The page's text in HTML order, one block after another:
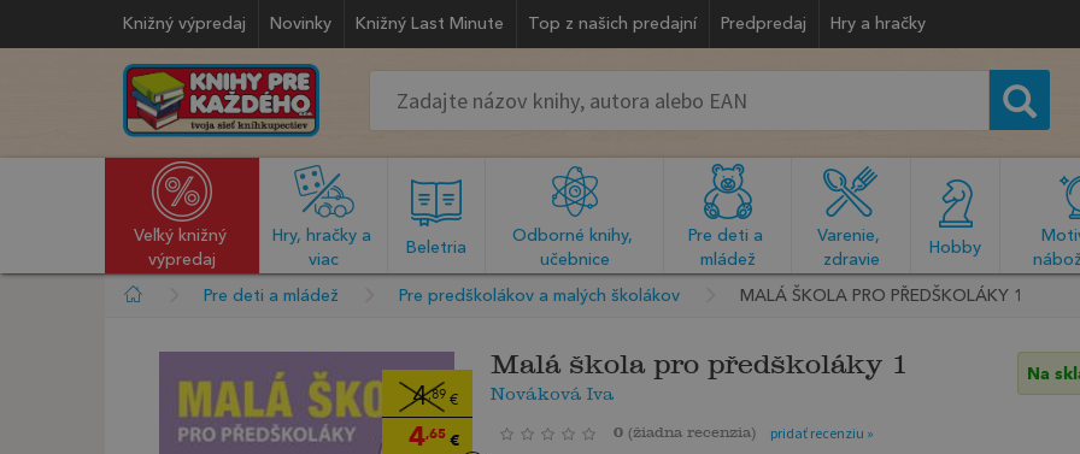
Knižný výpredaj Novinky Knižný Last Minute Top z našich predajní Predpredaj Hry a hračky
Veľký knižný
výpredaj
Hry, hračky a
viac
Beletria
Odborné knihy,
učebnice
Pre deti a
mládež
Varenie,
zdravie
Hobby
Pre deti a mládež Pre predškolákov a malých školákov MALÁ ŠKOLA PRO PŘEDŠKOLÁKY 1
4,89 €
4,65 €
Malá škola pro předškoláky 1
Nováková Iva
Na
0 (žiadna recenzia) pridať recenziu »